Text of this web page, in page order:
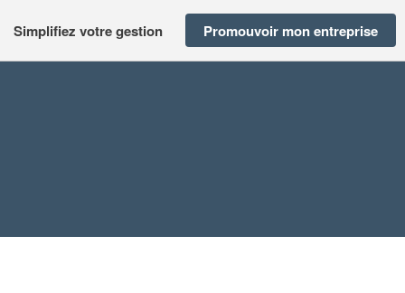
Simplifiez votre gestion Promouvoir mon entreprise